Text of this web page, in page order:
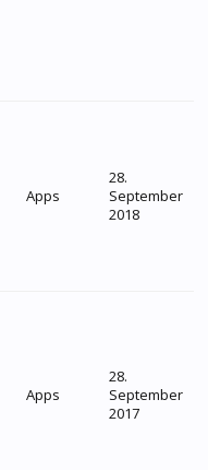
Apps
28.
September
2018
Apps
28.
September
2017